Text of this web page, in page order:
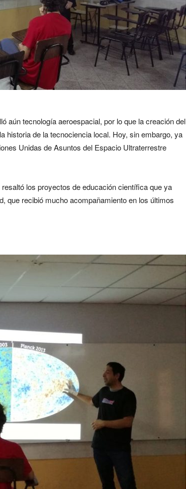
aún tecnología aeroespacial, por lo que la creación del
historia de la tecnociencia local. Hoy, sin embargo, ya
Unidas de Asuntos del Espacio Ultraterrestre
los proyectos de educación científica que ya
que recibió mucho acompañamiento en los últimos